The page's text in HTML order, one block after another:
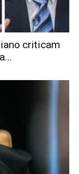
criticam